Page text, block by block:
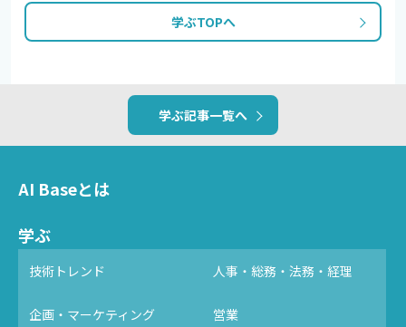
学ぶTOPへ
学ぶ記事一覧へ
AI Baseとは
学ぶ
技術トレンド 人事・総務・法務・経理
企画・マーケティング 営業